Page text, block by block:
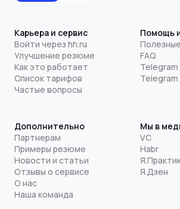
Карьера и сервис
Войти через hh.ru
Улучшение резюме
Как это работает
Список тарифов
Частые вопросы
Помощь
FAQ
Telegram
Дополнительно
Партнерам
Примеры резюме
Новости и статьи
Отзывы о сервисе
О нас
Наша команда
Мы в
VC
Habr
Я.Дзен